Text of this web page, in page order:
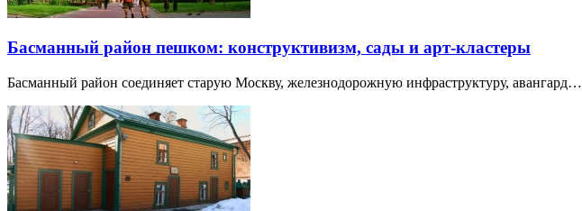
Басманный район пешком: конструктивизм, сады и арт-кластеры
Басманный район соединяет старую Москву, железнодорожную инфраструктуру, авангард…